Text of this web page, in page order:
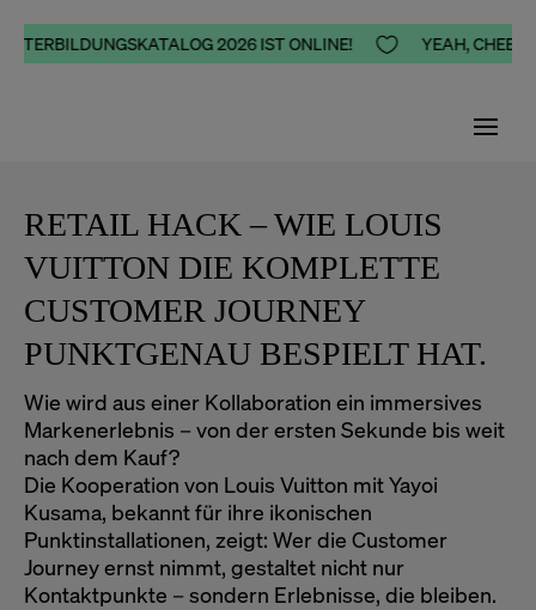
2026 IST ONLINE!  YEAH,
RETAIL HACK – WIE LOUIS
VUITTON DIE KOMPLETTE
CUSTOMER JOURNEY
PUNKTGENAU BESPIELT HAT.
Wie wird aus einer Kollaboration ein immersives
Markenerlebnis – von der ersten Sekunde bis weit
nach dem Kauf?
Die Kooperation von Louis Vuitton mit Yayoi
Kusama, bekannt für ihre ikonischen
Punktinstallationen, zeigt: Wer die Customer
Journey ernst nimmt, gestaltet nicht nur
Kontaktpunkte – sondern Erlebnisse, die bleiben.